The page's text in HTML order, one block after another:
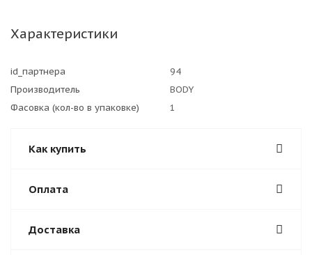
Характеристики
id_партнера
94
Производитель
BODY
Фасовка (кол-во в упаковке)
1
Как купить
Оплата
Доставка